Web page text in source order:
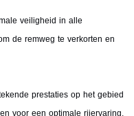
veiligheid in alle
de remweg te verkorten en
prestaties op het gebied
voor een optimale rijervaring,